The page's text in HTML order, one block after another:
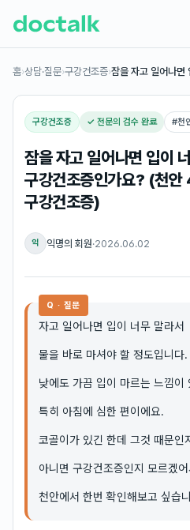
홈›상담·질문›구강건조증›잠을 자고 일어나면
구강건조증 ✓ 전문의 검수 완료 #천
잠을 자고 일어나면 입이
구강건조증인가요? (천
구강건조증)
익 익명의 회원·2026.06.02
Q · 질문
자고 일어나면 입이 너무 말라서
물을 바로 마셔야 할 정도입니다.
낮에도 가끔 입이 마르는 느낌이
특히 아침에 심한 편이에요.
코골이가 있긴 한데 그것 때문인
아니면 구강건조증인지 모르겠어
천안에서 한번 확인해보고 싶습